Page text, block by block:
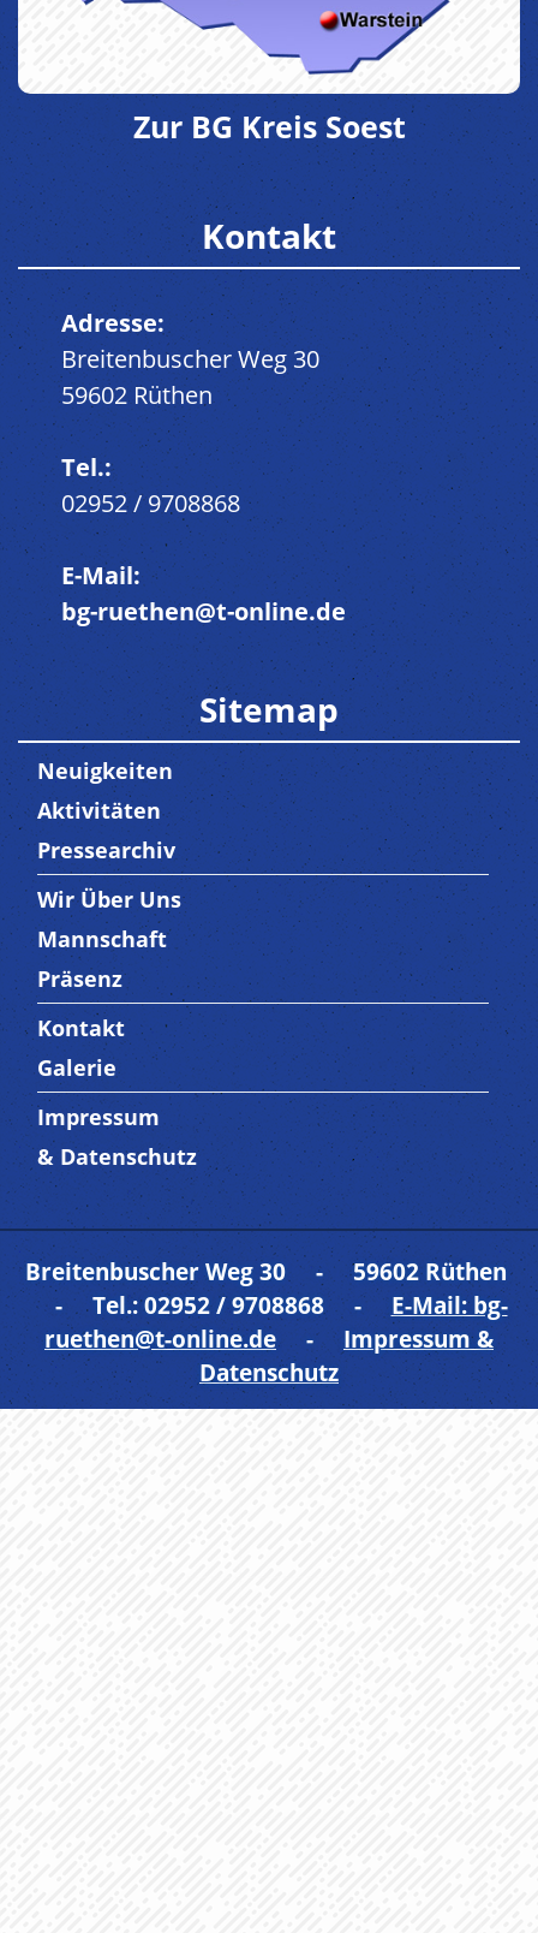
Zur BG Kreis Soest
Kontakt
Adresse:
Breitenbuscher Weg 30
59602 Rüthen
Tel.:
02952 / 9708868
E-Mail:
bg-ruethen@t-online.de
Sitemap
Neuigkeiten
Aktivitäten
Pressearchiv
Trenner3
Wir Über Uns
Mannschaft
Präsenz
Trenner4
Kontakt
Galerie
Trenner 5
Impressum
& Datenschutz
Breitenbuscher Weg 30 - 59602 Rüthen
- Tel.: 02952 / 9708868 - E-Mail: bg-
ruethen@t-online.de- Impressum &
Datenschutz